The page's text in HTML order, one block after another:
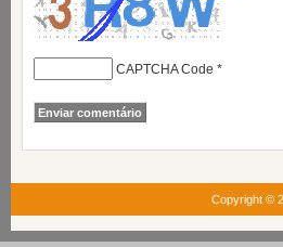
CAPTCHA Code *
Copyright ©